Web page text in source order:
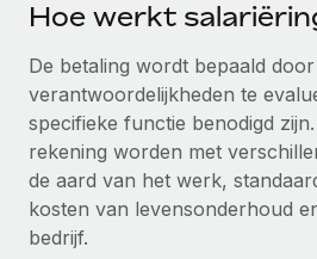
Hoe werkt
De betaling wordt bepaald
verantwoordelijkheden te
specifieke functie benodigd
rekening worden met
de aard van het werk,
kosten van levensonderhoud
bedrijf.